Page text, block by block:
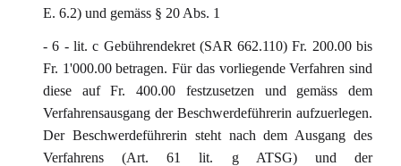
E. 6.2) und gemäss § 20 Abs. 1
- 6 - lit. c Gebührendekret (SAR 662.110) Fr. 200.00 bis
Fr. 1'000.00 betragen. Für das vorliegende Verfahren sind
diese auf Fr. 400.00 festzusetzen und gemäss dem
Verfahrensausgang der Beschwerdeführerin aufzuerlegen.
Der Beschwerdeführerin steht nach dem Ausgang des
Verfahrens (Art. 61 lit. g ATSG) und der